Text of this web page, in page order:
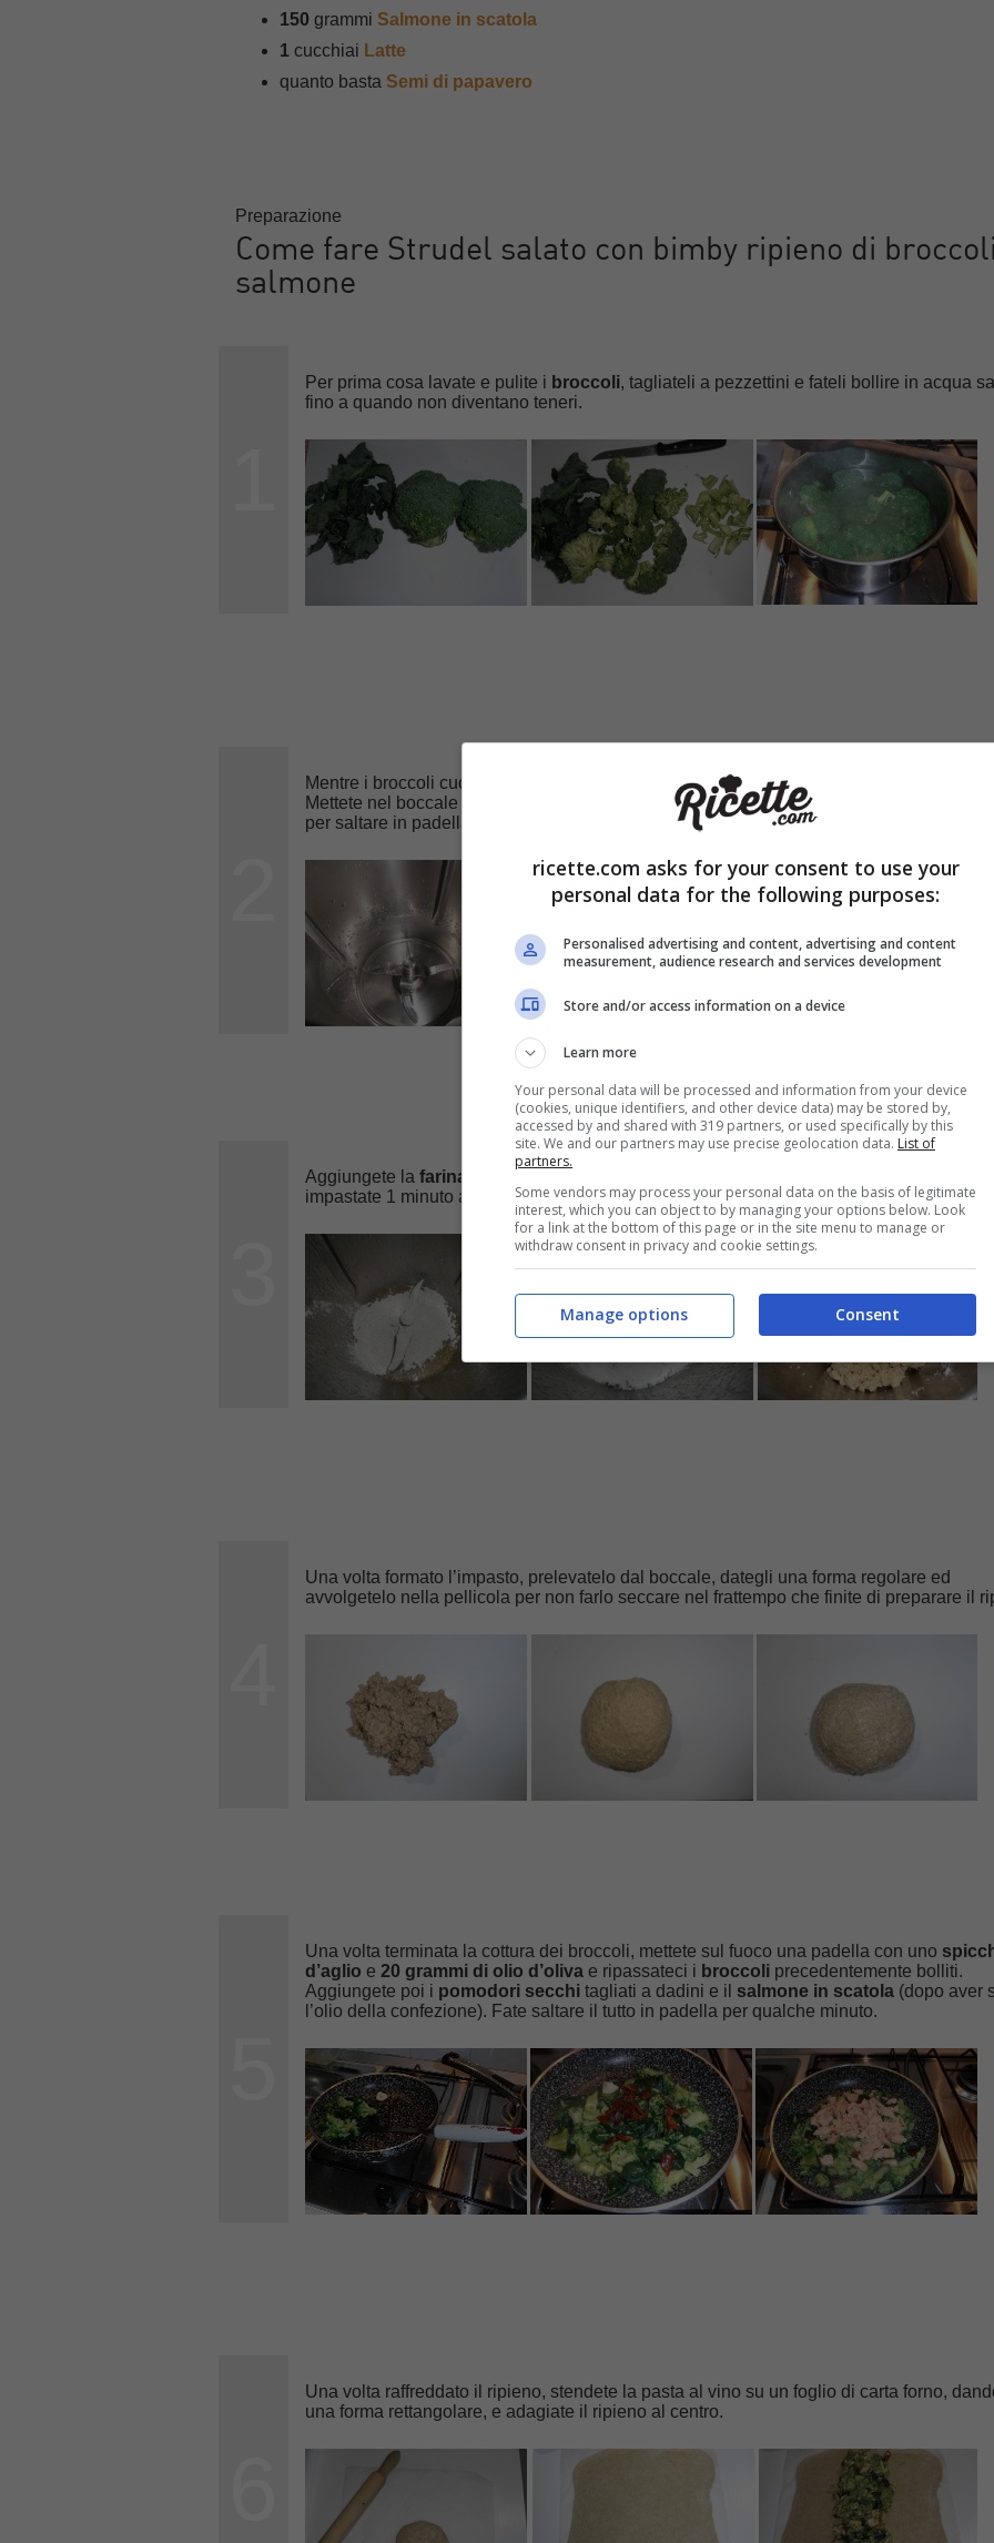
150 grammi Salmone in scatola
1 cucchiai Latte
quanto basta Semi di papavero
Preparazione
Come fare Strudel salato con bimby ripieno di
salmone
Per prima cosa lavate e pulite i broccoli, tagliateli a pezzettini e fateli bollire in acqua
fino a quando non diventano teneri.
Mentre i broccoli cuociono, dedicatevi alla realizzazione della pasta al vino con il bimby.
Mettete nel boccale il
olio d’oliva(gli altri 20 grammi di olio vi
per saltare in padella i broccoli) ed emulsionate 10 secondi a velocità 4.
Aggiungete la farina di segale
impastate 1 minuto a velocità spiga.
Una volta formato l’impasto, prelevatelo dal boccale, dategli una forma regolare ed
avvolgetelo nella pellicola per non farlo seccare nel frattempo che finite di preparare il
Una volta terminata la cottura dei broccoli, mettete sul fuoco una padella con uno
d’aglio e20 grammi di olio d’oliva e ripassateci i broccoli precedentemente bolliti.
Aggiungete poi i pomodori secchi tagliati a dadini e il salmone in scatola (dopo aver
l’olio della confezione). Fate saltare il tutto in padella per qualche minuto.
Una volta raffreddato il ripieno, stendete la pasta al vino su un foglio di carta forno,
una forma rettangolare, e adagiate il ripieno al centro.
ricette.com asks for your consent to use your
personal data for the following purposes:
Personalised advertising and content, advertising and content
measurement, audience research and services development
Store and/or access information on a device
Learn more
Your personal data will be processed and information from your device
(cookies, unique identifiers, and other device data) may be stored by,
accessed by and shared with 319 partners, or used specifically by this
site. We and our partners may use precise geolocation data. List of
partners.
Some vendors may process your personal data on the basis of legitimate
interest, which you can object to by managing your options below. Look
for a link at the bottom of this page or in the site menu to manage or
withdraw consent in privacy and cookie settings.
Consent
Manage options